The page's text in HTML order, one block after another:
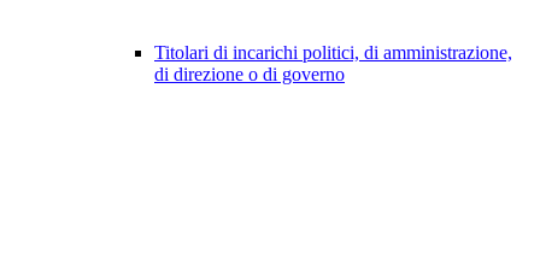
Titolari di incarichi politici, di amministrazione,
di direzione o di governo